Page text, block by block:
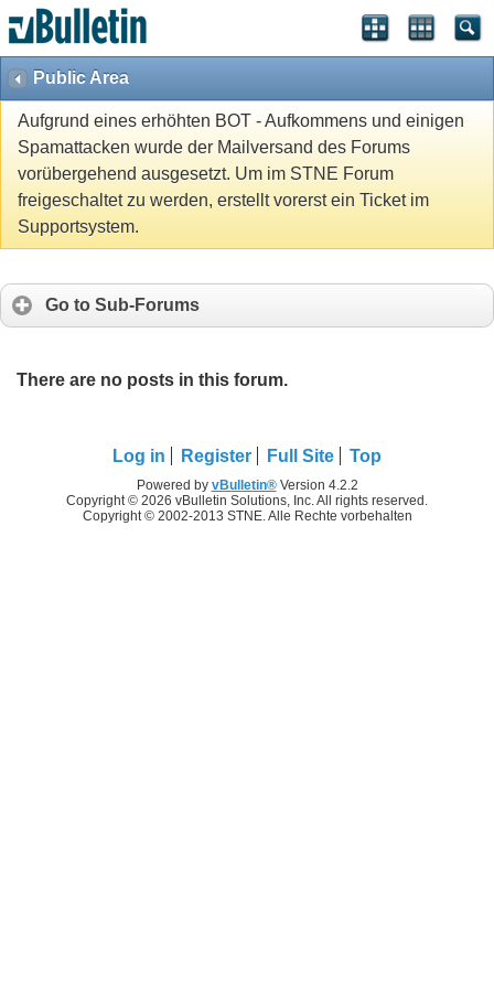
Public Area
Aufgrund eines erhöhten BOT - Aufkommens und einigen
Spamattacken wurde der Mailversand des Forums
vorübergehend ausgesetzt. Um im STNE Forum
freigeschaltet zu werden, erstellt vorerst ein Ticket im
Supportsystem.
Go to Sub-Forums
There are no posts in this forum.
Log in Register Full Site Top
Powered by vBulletin®Version 4.2.2
Copyright © 2026 vBulletin Solutions, Inc. All rights reserved.
Copyright © 2002-2013 STNE. Alle Rechte vorbehalten